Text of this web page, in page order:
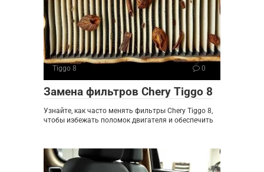
Tiggo 8 0
Замена фильтров Chery Tiggo 8
Узнайте, как часто менять фильтры Chery Tiggo 8,
чтобы избежать поломок двигателя и обеспечить